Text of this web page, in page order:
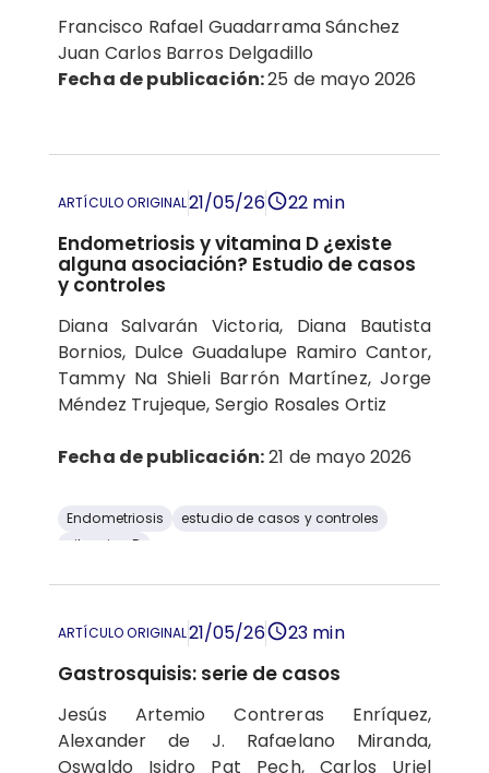
Francisco Rafael Guadarrama Sánchez
Juan Carlos Barros Delgadillo
Fecha de publicación:25 de mayo 2026
ARTÍCULO ORIGINAL21/05/26 22 min
Endometriosis y vitamina D ¿existe
alguna asociación? Estudio de casos
y controles
Diana Salvarán Victoria, Diana Bautista
Bornios, Dulce Guadalupe Ramiro Cantor,
Tammy Na Shieli Barrón Martínez, Jorge
Méndez Trujeque, Sergio Rosales Ortiz
Fecha de publicación:21 de mayo 2026
Endometriosis
estudio de casos y controles
vitamina D
ARTÍCULO ORIGINAL21/05/26 23 min
Gastrosquisis: serie de casos
Jesús Artemio Contreras Enríquez,
Alexander de J. Rafaelano Miranda,
Oswaldo Isidro Pat Pech, Carlos Uriel